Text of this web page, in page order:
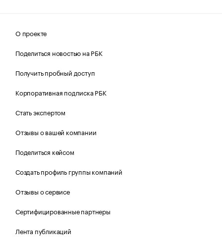
О проекте
Поделиться новостью на РБК
Получить пробный доступ
Корпоративная подписка РБК
Стать экспертом
Отзывы о вашей компании
Поделиться кейсом
Создать профиль группы компаний
Отзывы о сервисе
Сертифицированные партнеры
Лента публикаций